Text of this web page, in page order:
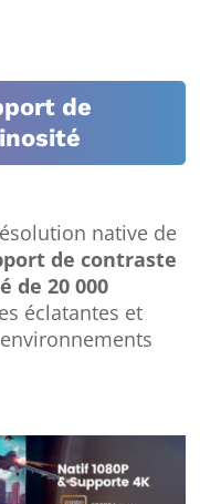
de
native de
de contraste
de 20 000
éclatantes et